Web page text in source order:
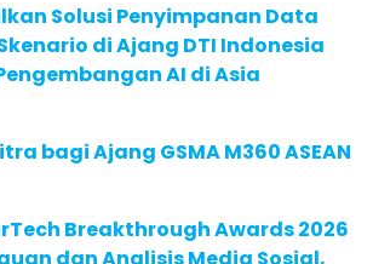
Solusi Penyimpanan Data
di Ajang DTI Indonesia
AI di Asia
bagi Ajang GSMA M360 ASEAN
Breakthrough Awards 2026
dan Analisis Media Sosial,